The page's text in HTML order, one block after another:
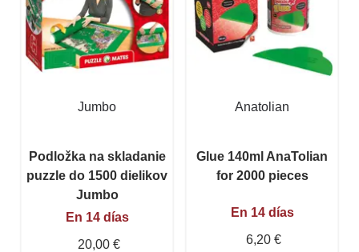
Jumbo
Podložka na skladanie
puzzle do 1500 dielikov
Jumbo
En 14 días
20,00 €
Anatolian
Glue 140ml AnaTolian
for 2000 pieces
En 14 días
6,20 €